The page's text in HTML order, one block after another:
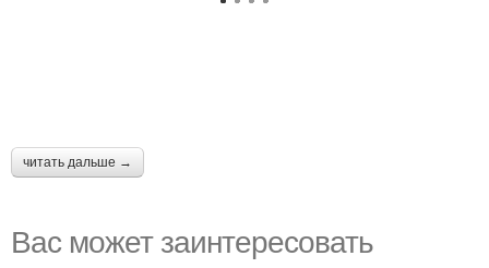
читать дальше →
Вас может заинтересовать